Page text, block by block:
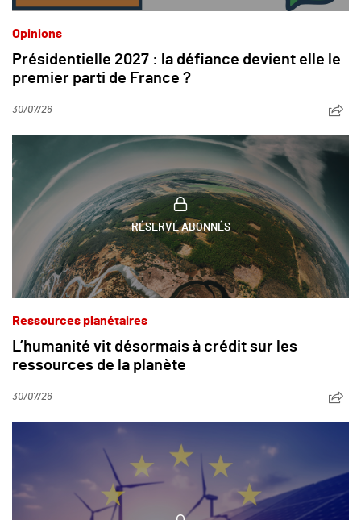
Opinions
Présidentielle 2027 : la défiance devient elle le
premier parti de France ?
30/07/26
RÉSERVÉ ABONNÉS
Ressources planétaires
L’humanité vit désormais à crédit sur les
ressources de la planète
30/07/26